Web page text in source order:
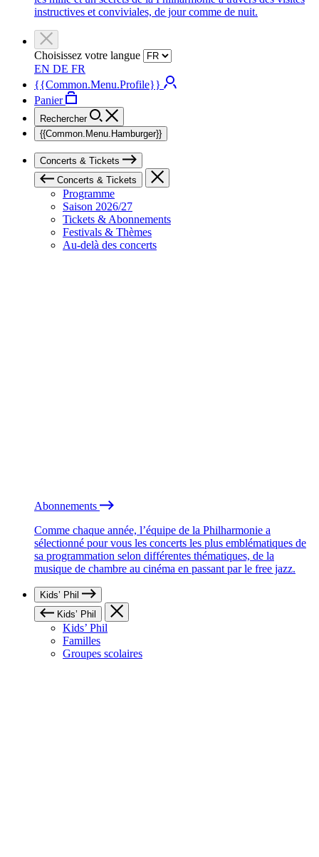
instructives et conviviales, de jour comme de nuit.
Choisissez votre langue
EN DE FR
{{Common.Menu.Profile}}
Panier
Rechercher
{{Common.Menu.Hamburger}}
Concerts & Tickets
Concerts & Tickets
Programme
Saison 2026/27
Tickets & Abonnements
Festivals & Thèmes
Au-delà des concerts
Abonnements
Comme chaque année, l’équipe de la Philharmonie a
sélectionné pour vous les concerts les plus emblématiques de
sa programmation selon différentes thématiques, de la
musique de chambre au cinéma en passant par le free jazz.
Kids’ Phil
Kids’ Phil
Kids’ Phil
Familles
Groupes scolaires